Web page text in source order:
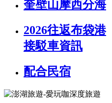
奎壁山摩西分海
2026往返布袋港
接駁車資訊
配合民宿